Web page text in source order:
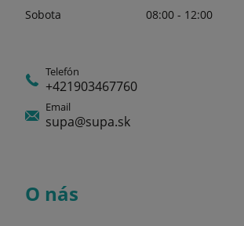
Sobota
08:00 - 12:00
Telefón
+421903467760
Email
supa@supa.sk
O nás